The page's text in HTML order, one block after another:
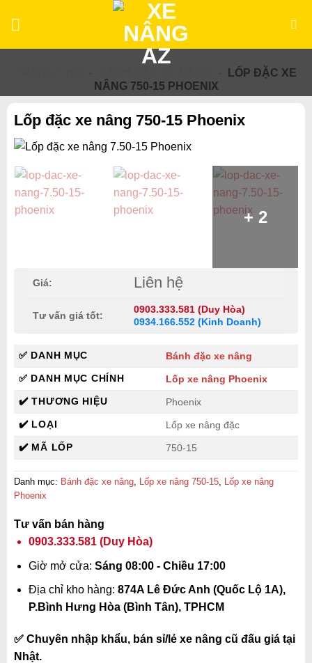
LỐP ĐẶC XE
NÂNG 750-15 PHOENIX
Lốp đặc xe nâng 750-15 Phoenix
+ 2
Giá: Liên hệ
Tư vấn giá tốt:
0903.333.581 (Duy Hòa)
0934.166.552 (Kinh Doanh)
✅ DANH MỤC
Bánh đặc xe nâng
✅ DANH MỤC CHÍNH
Lốp xe nâng Phoenix
✔️ THƯƠNG HIỆU
Phoenix
✔️ LOẠI
Lốp xe nâng đặc
✔️ MÃ LỐP
750-15
Danh mục: Bánh đặc xe nâng, Lốp xe nâng 750-15, Lốp xe nâng
Phoenix
Tư vấn bán hàng
0903.333.581 (Duy Hòa)
Giờ mở cửa: Sáng 08:00 - Chiều 17:00
Địa chỉ kho hàng: 874A Lê Đức Anh (Quốc Lộ 1A),
P.Bình Hưng Hòa (Bình Tân), TPHCM
✅ Chuyên nhập khẩu, bán sỉ/lẻ xe nâng cũ đấu giá tại
Nhật.